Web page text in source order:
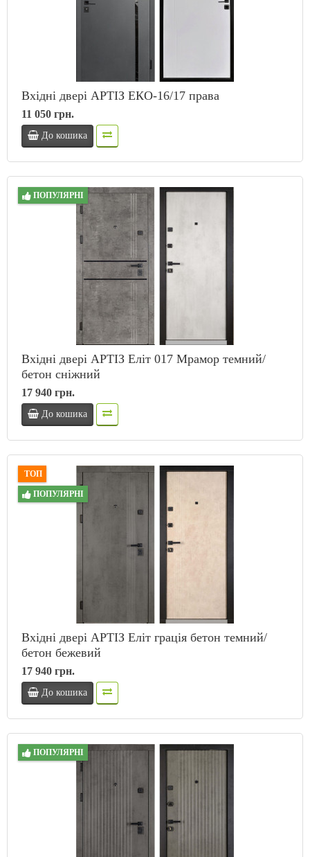
Вхідні двері АРТІЗ ЕКО-16/17 права
11 050 грн.
До кошика
ПОПУЛЯРНІ
Вхідні двері АРТІЗ Еліт 017 Мрамор темний/
бетон сніжний
17 940 грн.
До кошика
ТОП
ПОПУЛЯРНІ
Вхідні двері АРТІЗ Еліт грація бетон темний/
бетон бежевий
17 940 грн.
До кошика
ПОПУЛЯРНІ